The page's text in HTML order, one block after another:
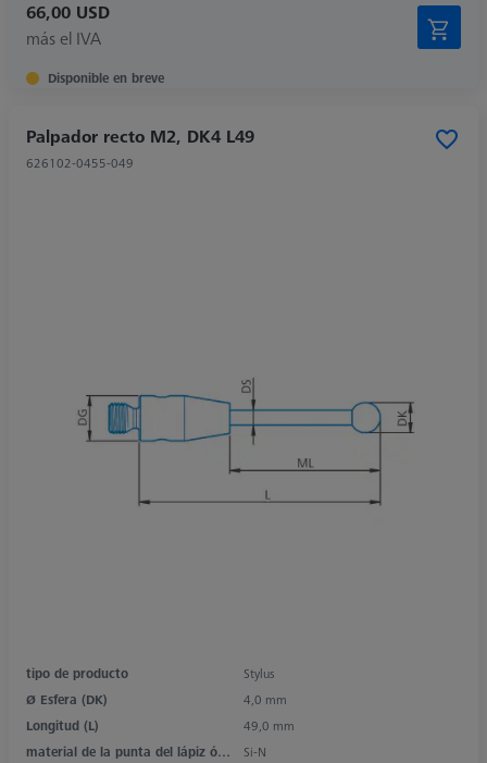
66,00 USD
más el IVA
Disponible en breve
Palpador recto M2, DK4 L49
626102-0455-049
tipo de producto
Stylus
Ø Esfera (DK)
4,0 mm
Longitud (L)
49,0 mm
material de la punta del lápiz óptico
Si-N